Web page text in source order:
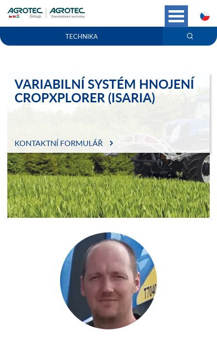
TECHNIKA
VARIABILNÍ SYSTÉM HNOJENÍ
CROPXPLORER (ISARIA)
KONTAKTNÍ FORMULÁŘ